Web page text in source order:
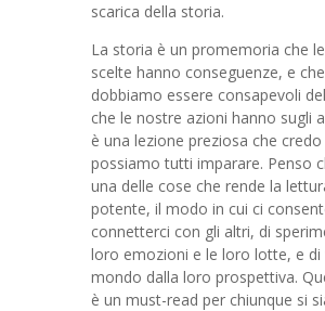
scarica della storia.
La storia è un promemoria che
scelte hanno conseguenze, e che
dobbiamo essere consapevoli
che le nostre azioni hanno sugli
è una lezione preziosa che credo
possiamo tutti imparare. Penso
una delle cose che rende la
potente, il modo in cui ci
connetterci con gli altri, di
loro emozioni e le loro lotte, e di
mondo dalla loro prospettiva.
è un must-read per chiunque si